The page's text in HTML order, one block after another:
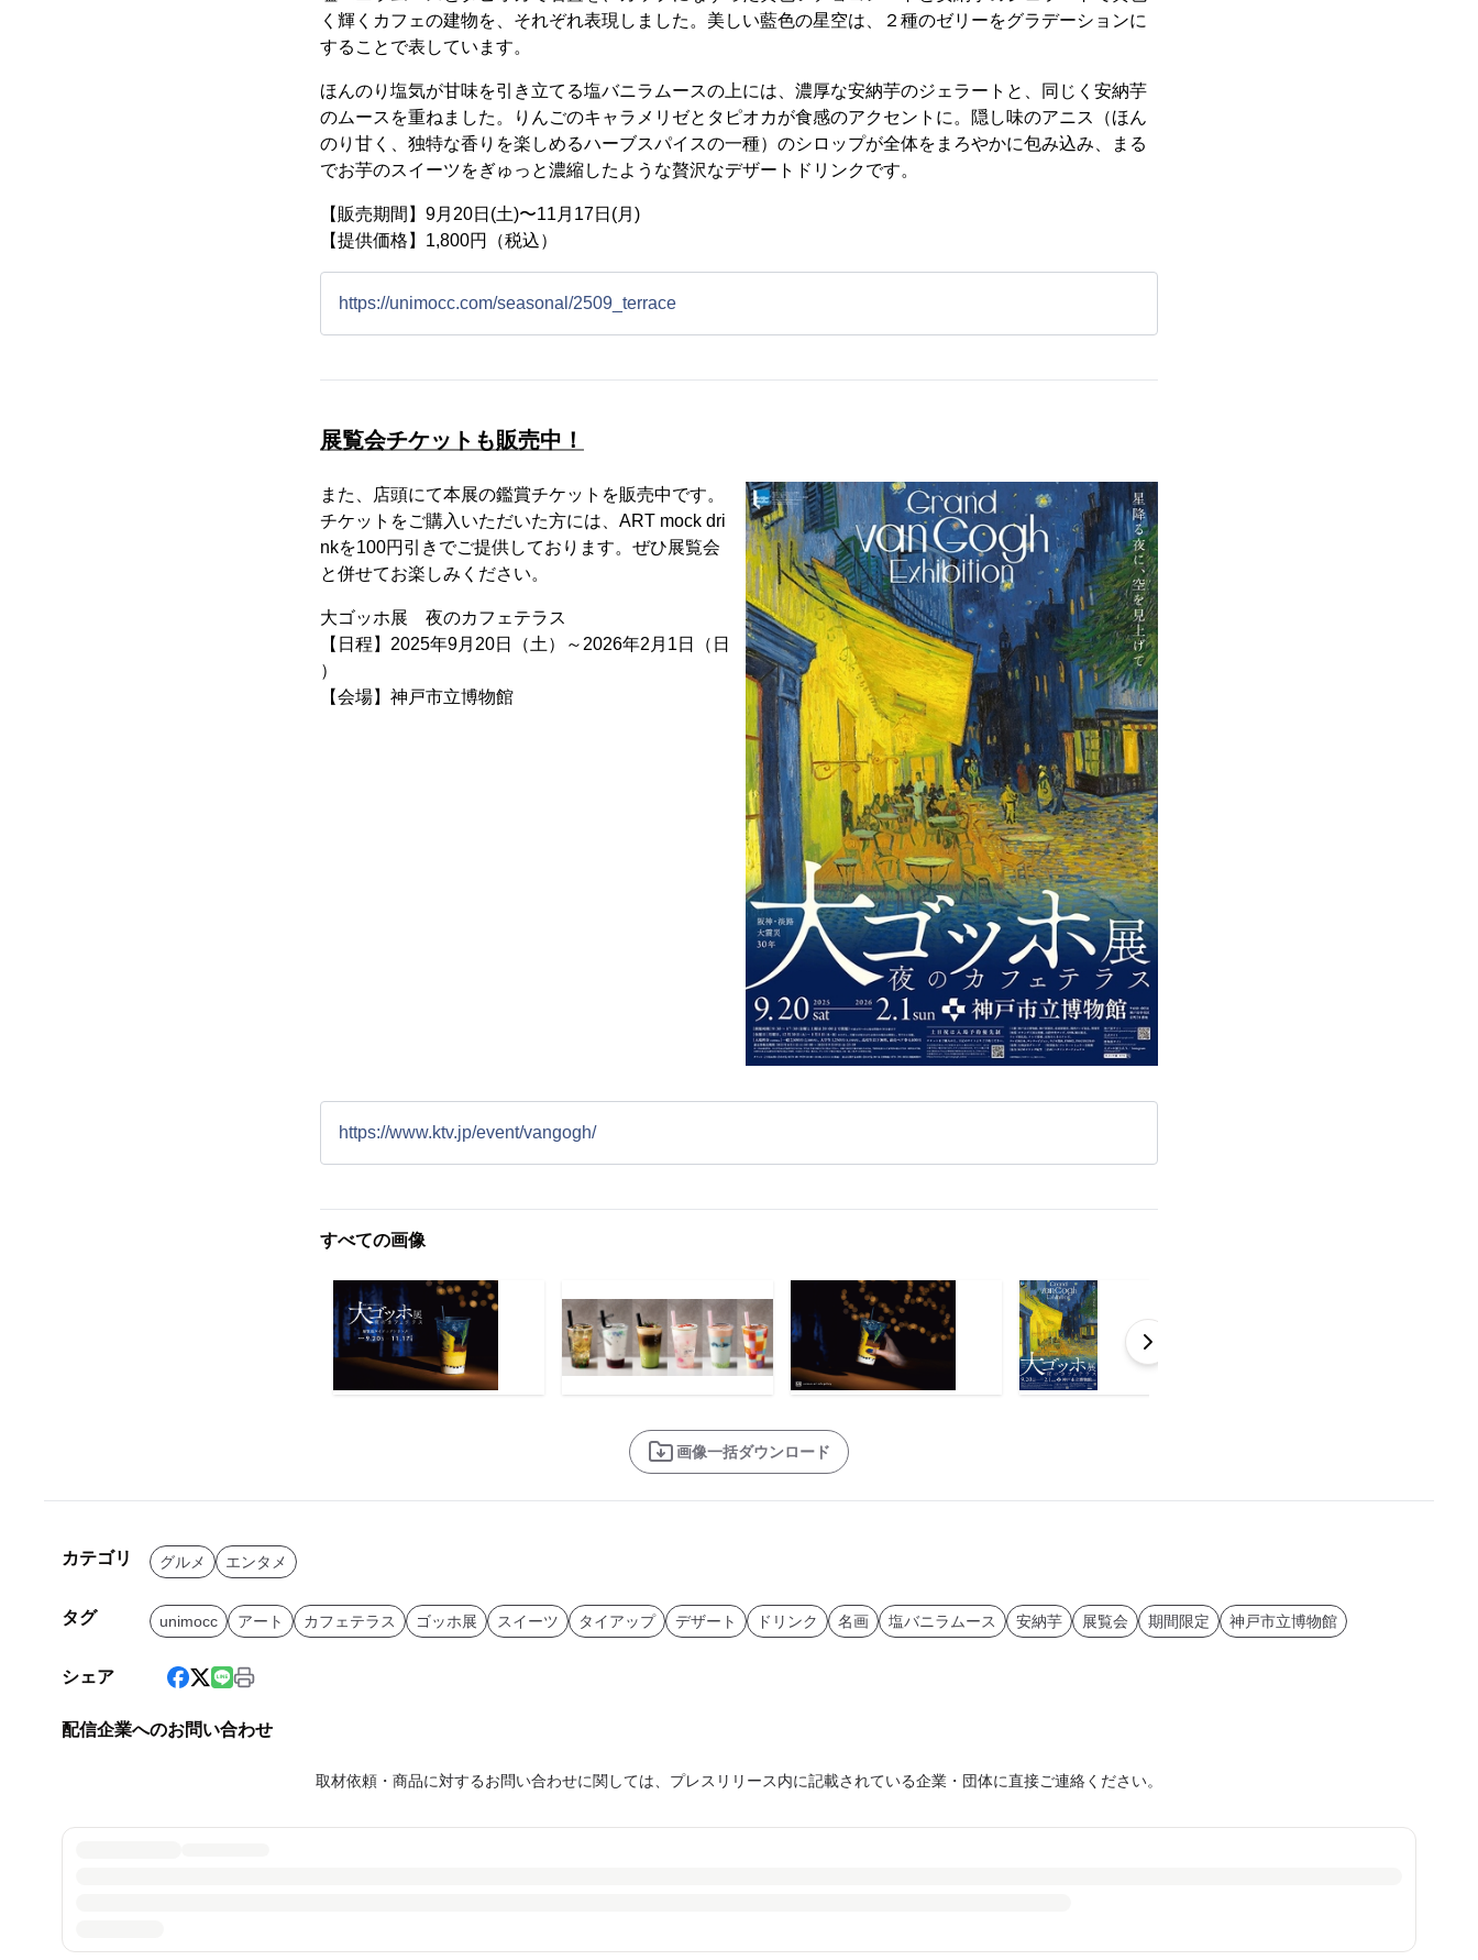
く輝くカフェの建物を、それぞれ表現しました。美しい藍色の星空は、２種のゼリーをグラデーションに
することで表しています。
ほんのり塩気が甘味を引き立てる塩バニラムースの上には、濃厚な安納芋のジェラートと、同じく安納芋
のムースを重ねました。りんごのキャラメリゼとタピオカが食感のアクセントに。隠し味のアニス（ほん
のり甘く、独特な香りを楽しめるハーブスパイスの一種）のシロップが全体をまろやかに包み込み、まる
でお芋のスイーツをぎゅっと濃縮したような贅沢なデザートドリンクです。
【販売期間】9月20日(土)〜11月17日(月)
【提供価格】1,800円（税込）
https://unimocc.com/seasonal/2509_terrace
展覧会チケットも販売中！
また、店頭にて本展の鑑賞チケットを販売中です。
チケットをご購入いただいた方には、ART mock dri
nkを100円引きでご提供しております。ぜひ展覧会
と併せてお楽しみください。
大ゴッホ展 夜のカフェテラス
【日程】2025年9月20日（土）～2026年2月1日（日
）
【会場】神戸市立博物館
https://www.ktv.jp/event/vangogh/
すべての画像
画像一括ダウンロード
カテゴリ グルメ エンタメ
タグ unimocc アート カフェテラス ゴッホ展 スイーツ タイアップ デザート ドリンク 名画 塩バニラムース 安納芋 展覧会 期間限定 神戸市立博物館
シェア
配信企業へのお問い合わせ
取材依頼・商品に対するお問い合わせに関しては、プレスリリース内に記載されている企業・団体に直接ご連絡ください。